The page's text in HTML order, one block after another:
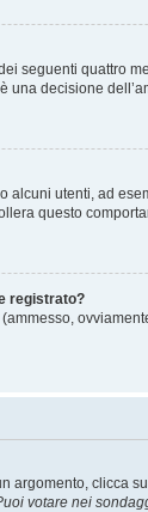
seguenti quattro
decisione
utenti, ad
questo
registrato?
clicca
votare nei